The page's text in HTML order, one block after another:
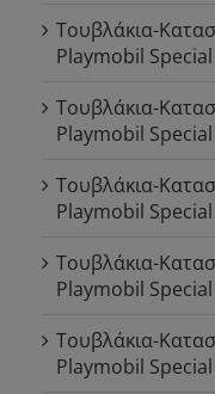
Τουβλάκια-
Playmobil
Τουβλάκια-
Playmobil
Τουβλάκια-
Playmobil
Τουβλάκια-
Playmobil
Τουβλάκια-
Playmobil